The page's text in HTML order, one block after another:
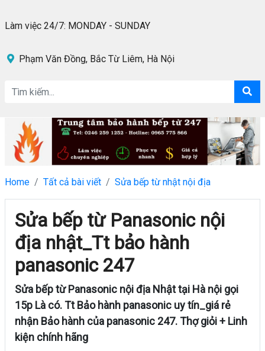
Làm việc 24/7: MONDAY - SUNDAY
Phạm Văn Đồng, Bắc Từ Liêm, Hà Nội
Home Tất cả bài viết Sửa bếp từ nhật nội địa
Sửa bếp từ Panasonic nội
địa nhật_Tt bảo hành
panasonic 247
Sửa bếp từ Panasonic nội địa Nhật tại Hà nội gọi
15p Là có. Tt Bảo hành panasonic uy tín_giá rẻ
nhận Bảo hành của panasonic 247. Thợ giỏi + Linh
kiện chính hãng